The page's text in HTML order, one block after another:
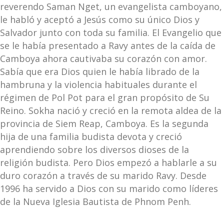
reverendo Saman Nget, un evangelista camboyano,
le habló y aceptó a Jesús como su único Dios y
Salvador junto con toda su familia. El Evangelio que
se le había presentado a Ravy antes de la caída de
Camboya ahora cautivaba su corazón con amor.
Sabía que era Dios quien le había librado de la
hambruna y la violencia habituales durante el
régimen de Pol Pot para el gran propósito de Su
Reino. Sokha nació y creció en la remota aldea de la
provincia de Siem Reap, Camboya. Es la segunda
hija de una familia budista devota y creció
aprendiendo sobre los diversos dioses de la
religión budista. Pero Dios empezó a hablarle a su
duro corazón a través de su marido Ravy. Desde
1996 ha servido a Dios con su marido como líderes
de la Nueva Iglesia Bautista de Phnom Penh.